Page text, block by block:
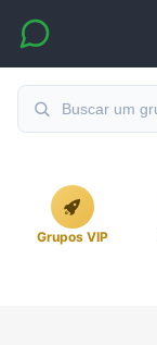
Grupos VIP